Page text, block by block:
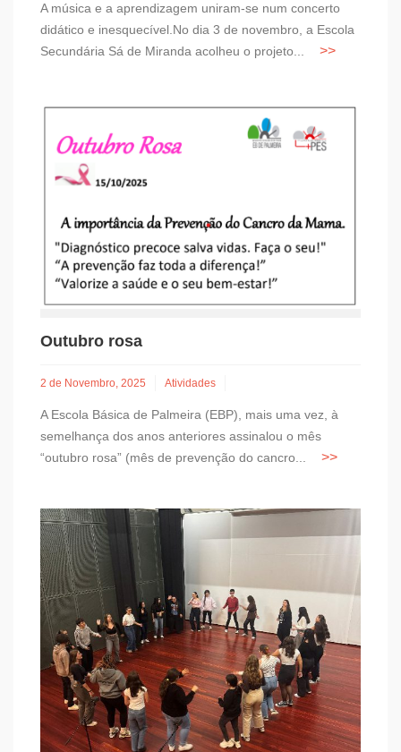
A música e a aprendizagem uniram-se num concerto
didático e inesquecível.No dia 3 de novembro, a Escola
Secundária Sá de Miranda acolheu o projeto...
Outubro rosa
2 de Novembro, 2025 Atividades
A Escola Básica de Palmeira (EBP), mais uma vez, à
semelhança dos anos anteriores assinalou o mês
“outubro rosa” (mês de prevenção do cancro...